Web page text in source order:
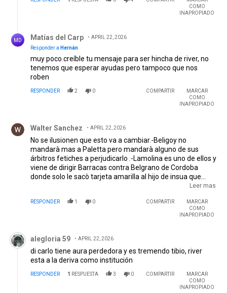
COMO
INAPROPIADO
MD Matías del Carp
APRIL 22, 2026
Responder a Hernán
muy poco creíble tu mensaje para ser hincha de river, no
tenemos que esperar ayudas pero tampoco que nos
roben
RESPONDER 2 0 COMPARTIR
MARCAR
COMO
INAPROPIADO
Walter Sanchez APRIL 22, 2026
No se ilusionen que esto va a cambiar.-Beligoy no
mandarà mas a Paletta pero mandarà alguno de sus
árbitros fetiches a perjudicarlo .-Lamolina es uno de ellos y
viene de dirigir Barracas contra Belgrano de Cordoba
donde solo le sacò tarjeta amarilla al hijo de insua que
pegò un patadon cuando la pelota ya no estaba en juego a
pedir que saquen a Lamolinia y sino sera Espinoza u otro
Leer mas
RESPONDER 1 0 COMPARTIR
MARCAR
COMO
INAPROPIADO
Comentario de alegloria 59.
alegloria 59 APRIL 22, 2026
di carlo tiene aura perdedora y es tremendo tibio, river
esta a la deriva como institución
RESPONDER 1 RESPUESTA 3 0 COMPARTIR
MARCAR
COMO
INAPROPIADO